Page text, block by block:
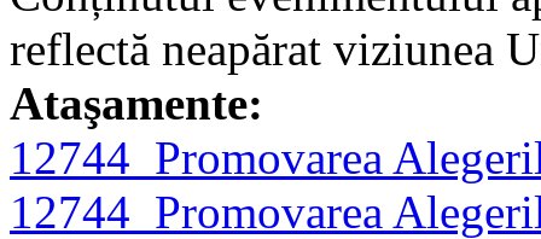
reflectă neapărat viziunea
Ataşamente:
12744_Promovarea
12744_Promovarea